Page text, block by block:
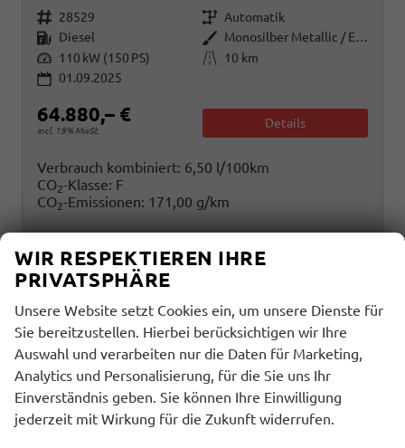
Fahrzeugnr. 28529 Getriebe Automatik
Kraftstoff Diesel Außenfarbe
Monosilber Metallic / Energeticorange Metallic
Leistung 110 kW (150 PS) Kilometerstand
10 km
01.09.2025
64.880,– €
incl. 19% MwSt.
Details
Verbrauch kombiniert: 6,50 l/100km
CO2-Klasse: F
CO2-Emissionen: 171,00 g/km
WIR RESPEKTIEREN IHRE
PRIVATSPHÄRE
Unsere Website setzt Cookies ein, um unsere Dienste für
Sie bereitzustellen. Hierbei berücksichtigen wir Ihre
Auswahl und verarbeiten nur die Daten für Marketing,
Analytics und Personalisierung, für die Sie uns Ihr
Einverständnis geben. Sie können Ihre Einwilligung
jederzeit mit Wirkung für die Zukunft widerrufen.